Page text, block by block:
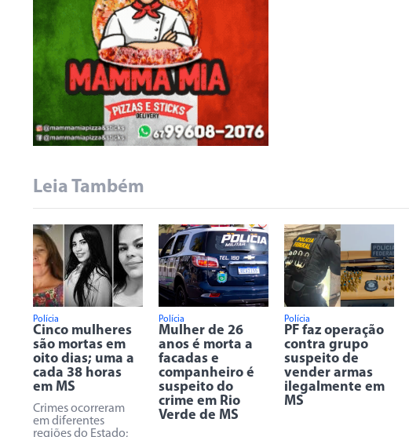
Leia Também
Polícia
Cinco mulheres
são mortas em
oito dias; uma a
cada 38 horas
em MS
Crimes ocorreram
em diferentes
regiões do Estado;
Polícia
Mulher de 26
anos é morta a
facadas e
companheiro é
suspeito do
crime em Rio
Verde de MS
Polícia
PF faz operação
contra grupo
suspeito de
vender armas
ilegalmente em
MS